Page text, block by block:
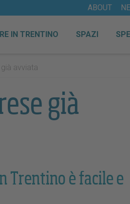
ABOUT
IN TRENTINO SPAZI
avviata
già
Trentino è facile e